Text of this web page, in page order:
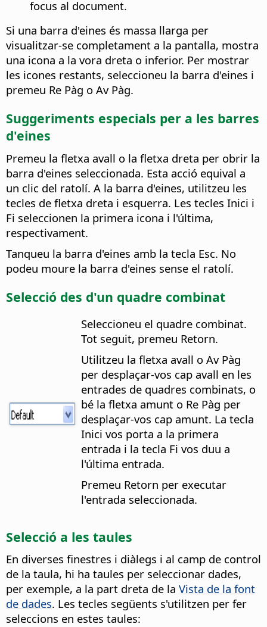
focus al document.
Si una barra d'eines és massa llarga per
visualitzar-se completament a la pantalla, mostra
una icona a la vora dreta o inferior. Per mostrar
les icones restants, seleccioneu la barra d'eines i
premeu Re Pàg o Av Pàg.
Suggeriments especials per a les barres
d'eines
Premeu la fletxa avall o la fletxa dreta per obrir la
barra d'eines seleccionada. Esta acció equival a
un clic del ratolí. A la barra d'eines, utilitzeu les
tecles de fletxa dreta i esquerra. Les tecles Inici i
Fi seleccionen la primera icona i l'última,
respectivament.
Tanqueu la barra d'eines amb la tecla Esc. No
podeu moure la barra d'eines sense el ratolí.
Selecció des d'un quadre combinat
Seleccioneu el quadre combinat.
Tot seguit, premeu Retorn.
Utilitzeu la fletxa avall o Av Pàg
per desplaçar-vos cap avall en les
entrades de quadres combinats, o
bé la fletxa amunt o Re Pàg per
desplaçar-vos cap amunt. La tecla
Inici vos porta a la primera
entrada i la tecla Fi vos duu a
l'última entrada.
Premeu Retorn per executar
l'entrada seleccionada.
Selecció a les taules
En diverses finestres i diàlegs i al camp de control
de la taula, hi ha taules per seleccionar dades,
per exemple, a la part dreta de la Vista de la font
de dades. Les tecles següents s'utilitzen per fer
seleccions en estes taules: